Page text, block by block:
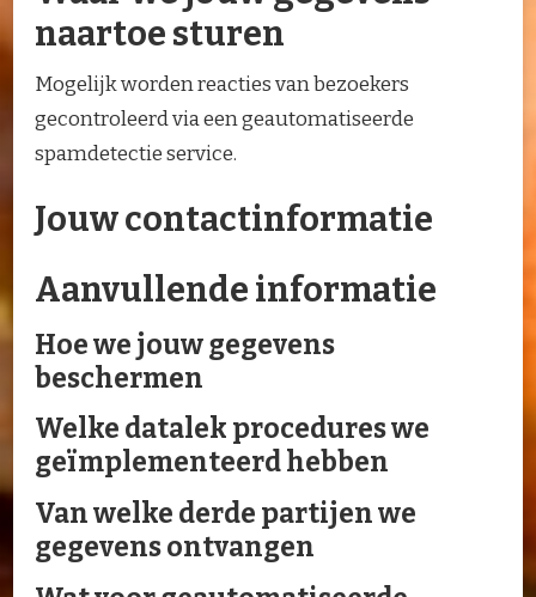
naartoe sturen
Mogelijk worden reacties van bezoekers
gecontroleerd via een geautomatiseerde
spamdetectie service.
Jouw contactinformatie
Aanvullende informatie
Hoe we jouw gegevens
beschermen
Welke datalek procedures we
geïmplementeerd hebben
Van welke derde partijen we
gegevens ontvangen